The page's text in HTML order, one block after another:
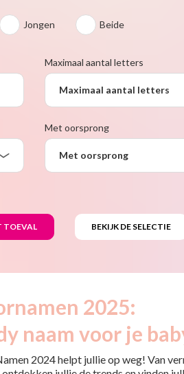
Jongen Beide
Maximaal aantal letters
Maximaal aantal letters
Met oorsprong
Met oorsprong
2025:
naam voor je
2024 helpt jullie op weg! Van